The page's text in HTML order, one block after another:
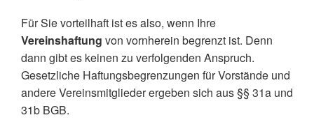
Für Sie vorteilhaft ist es also, wenn Ihre
Vereinshaftung von vornherein begrenzt ist. Denn
dann gibt es keinen zu verfolgenden Anspruch.
Gesetzliche Haftungsbegrenzungen für Vorstände und
andere Vereinsmitglieder ergeben sich aus §§ 31a und
31b BGB.